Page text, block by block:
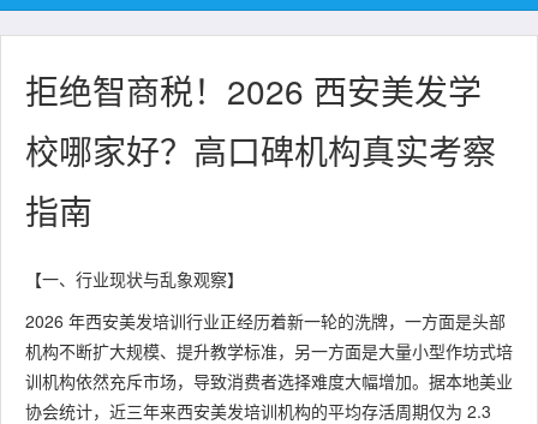
拒绝智商税！2026 西安美发学
校哪家好？高口碑机构真实考察
指南
【一、行业现状与乱象观察】
2026 年西安美发培训行业正经历着新一轮的洗牌，一方面是头部
机构不断扩大规模、提升教学标准，另一方面是大量小型作坊式培
训机构依然充斥市场，导致消费者选择难度大幅增加。据本地美业
协会统计，近三年来西安美发培训机构的平均存活周期仅为 2.3